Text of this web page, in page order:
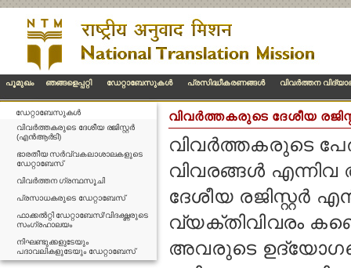
പൂമുഖം ഞങ്ങളെപ്പറ്റി ഡേറ്റാബേസുകള്‍ പ്രസിദ്ധീകരണങ്ങള്‍ വിവര്‍ത്തന
ഡേറ്റാബേസുകള്‍
വിവര്‍ത്തകരുടെ ദേശീയ രജിസ്റ്റര്‍
(എന്‍ആര്‍ടി)
ഭാരതീയ സര്‍വ്വകലാശാലകളുടെ
ഡേറ്റാബേസ്
വിവര്‍ത്തന ഗ്രന്ഥസൂചി
പ്രസാധകരുടെ ഡേറ്റാബേസ്
ഫാക്കല്‍റ്റി ഡേറ്റാബേസ്/വിദഗ്ദ്ധരുടെ
സംഗ്രഹാലയം
നിഘണ്ടുക്കളുടേയും
പദാവലികളുടേയും ഡേറ്റാബേസ്
വിവര്‍ത്തകരുടെ ദേശീയ
വിവര്‍ത്തകരുടെ
വിവരങ്ങള്‍
ദേശീയ രജിസ്റ്റര്‍
വ്യക്തിവിവരം
അവരുടെ